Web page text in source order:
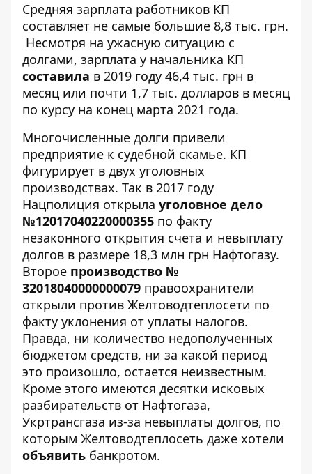
Средняя зарплата работников КП
составляет не самые большие 8,8 тыс. грн.
Несмотря на ужасную ситуацию с
долгами, зарплата у начальника КП
составила в 2019 году 46,4 тыс. грн в
месяц или почти 1,7 тыс. долларов в месяц
по курсу на конец марта 2021 года.
Многочисленные долги привели
предприятие к судебной скамье. КП
фигурирует в двух уголовных
производствах. Так в 2017 году
Нацполиция открыла уголовное дело
№12017040220000355 по факту
незаконного открытия счета и невыплату
долгов в размере 18,3 млн грн Нафтогазу.
Второе производство №
32018040000000079 правоохранители
открыли против Желтоводтеплосети по
факту уклонения от уплаты налогов.
Правда, ни количество недополученных
бюджетом средств, ни за какой период
это произошло, остается неизвестным.
Кроме этого имеются десятки исковых
разбирательств от Нафтогаза,
Укртрансгаза из-за невыплаты долгов, по
которым Желтоводтеплосеть даже хотели
объявить банкротом.